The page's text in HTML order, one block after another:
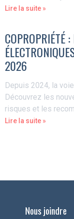
Lire la suite »
COPROPRIÉTÉ
2026
Depuis 2024, la
Découvrez les
risques et les
Lire la suite »
Nous joindre